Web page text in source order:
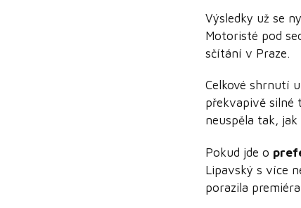
Výsledky už se
Motoristé pod
sčítání v Praze.
Celkové shrnutí
překvapivě silné
neuspěla tak,
Pokud jde o
Lipavský s více
porazila